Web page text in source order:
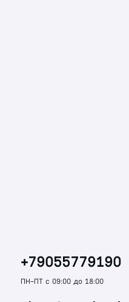
+79055779190
ПН-ПТ с 09:00 до 18:00